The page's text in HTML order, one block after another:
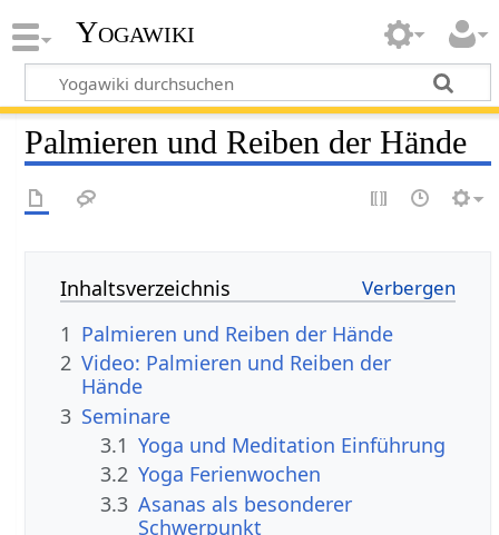
Yogawiki
Palmieren und Reiben der Hände
Inhaltsverzeichnis
1 Palmieren und Reiben der Hände
2 Video: Palmieren und Reiben der
Hände
3 Seminare
3.1 Yoga und Meditation Einführung
3.2 Yoga Ferienwochen
3.3 Asanas als besonderer
Schwerpunkt